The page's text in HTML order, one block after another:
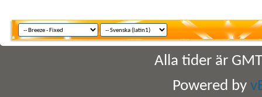
Alla tider är
Powered by